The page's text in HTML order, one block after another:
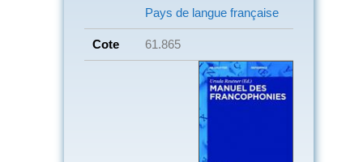
Pays de langue française
Cote 61.865